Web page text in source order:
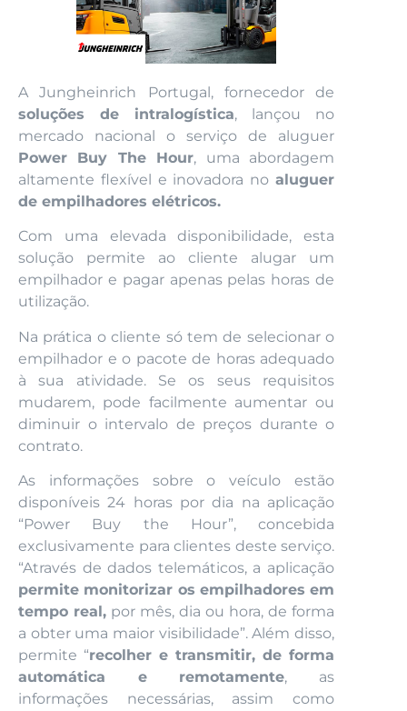
A Jungheinrich Portugal, fornecedor de
soluções de intralogística, lançou no
mercado nacional o serviço de aluguer
Power Buy The Hour, uma abordagem
altamente flexível e inovadora no aluguer
de empilhadores elétricos.
Com uma elevada disponibilidade, esta
solução permite ao cliente alugar um
empilhador e pagar apenas pelas horas de
utilização.
Na prática o cliente só tem de selecionar o
empilhador e o pacote de horas adequado
à sua atividade. Se os seus requisitos
mudarem, pode facilmente aumentar ou
diminuir o intervalo de preços durante o
contrato.
As informações sobre o veículo estão
disponíveis 24 horas por dia na aplicação
“Power Buy the Hour”, concebida
exclusivamente para clientes deste serviço.
“Através de dados telemáticos, a aplicação
permite monitorizar os empilhadores em
tempo real, por mês, dia ou hora, de forma
a obter uma maior visibilidade”. Além disso,
permite “recolher e transmitir, de forma
automática e remotamente, as
informações necessárias, assim como